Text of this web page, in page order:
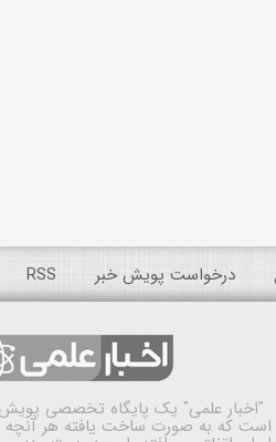
درخواست پویش خبر RSS
"اخبار علمی" یک پایگاه تخصصی پویش
است که به صورت ساخت یافته هر آنچه